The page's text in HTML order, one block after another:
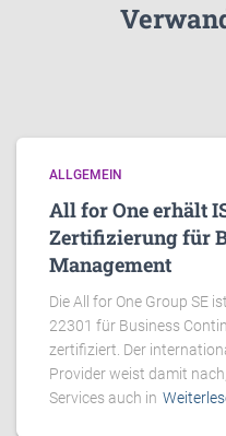
ALLGEMEIN
All for One erhält
Zertifizierung für
Management
Die All for One Group SE
22301 für Business
zertifiziert. Der
Provider weist damit
Services auch in